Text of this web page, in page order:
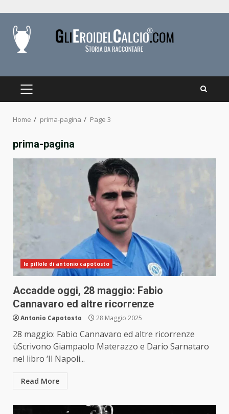
content
PRIMARY
Home prima-pagina Page 3
prima-pagina
le pillole di antonio capotosto
Accadde oggi, 28 maggio: Fabio
Cannavaro ed altre ricorrenze
Antonio Capotosto 28 Maggio 2025
28 maggio: Fabio Cannavaro ed altre ricorrenze
ùScrivono Giampaolo Materazzo e Dario Sarnataro
nel libro ‘Il Napoli...
Read More